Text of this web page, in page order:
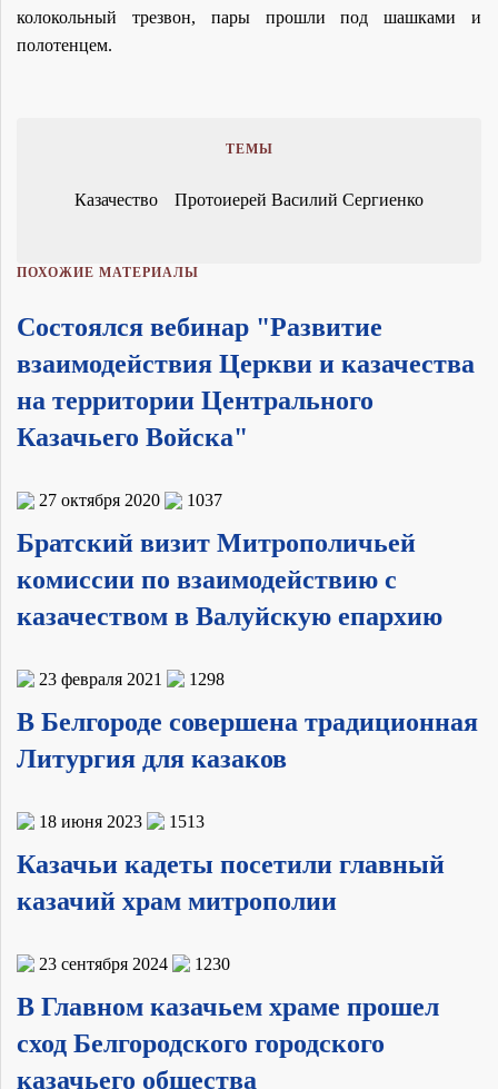
колокольный трезвон, пары прошли под шашками и
полотенцем.
ТЕМЫ
Казачество Протоиерей Василий Сергиенко
ПОХОЖИЕ МАТЕРИАЛЫ
Состоялся вебинар "Развитие
взаимодействия Церкви и казачества
на территории Центрального
Казачьего Войска"
27 октября 2020 1037
Братский визит Митрополичьей
комиссии по взаимодействию с
казачеством в Валуйскую епархию
23 февраля 2021 1298
В Белгороде совершена традиционная
Литургия для казаков
18 июня 2023 1513
Казачьи кадеты посетили главный
казачий храм митрополии
23 сентября 2024 1230
В Главном казачьем храме прошел
сход Белгородского городского
казачьего общества